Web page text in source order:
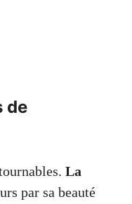
de
La
par sa beauté